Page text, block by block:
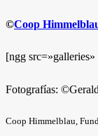
©Coop
[ngg
Fotografías:
Coop Himmelblau,